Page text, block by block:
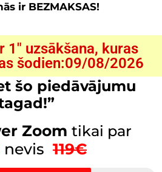
ir BEZMAKSAS!
1" uzsākšana, kuras
šodien:09/08/2026
šo piedāvājumu
Zoom tikai par
nevis 119€